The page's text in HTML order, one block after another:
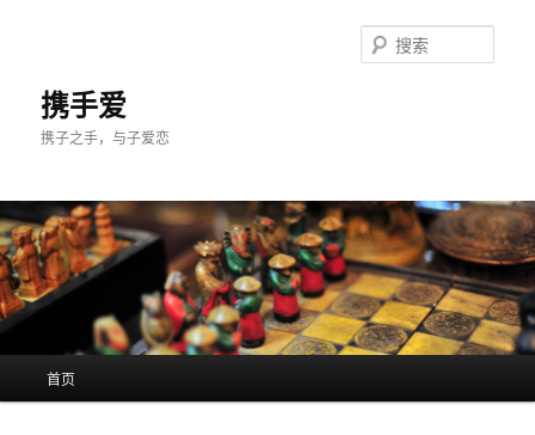
携手爱
携子之手，与子爱恋
索
首页